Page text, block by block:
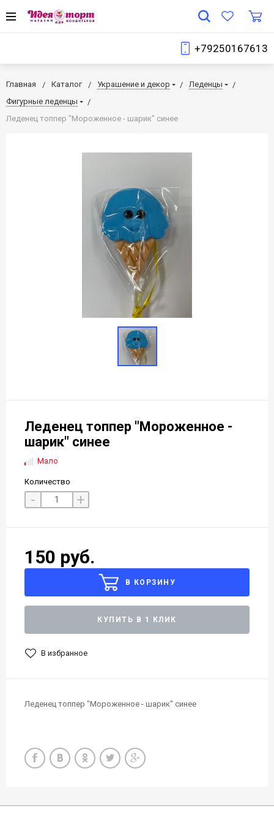
+79250167613
Главная Каталог Украшение и декор
Леденцы
Фигурные леденцы
Леденец топпер "Мороженное - шарик" синее
Леденец топпер "Мороженное -
шарик" синее
Мало
Количество
- +
150 руб.
В КОРЗИНУ
КУПИТЬ В 1 КЛИК
В избранное
Леденец топпер "Мороженное - шарик" синее